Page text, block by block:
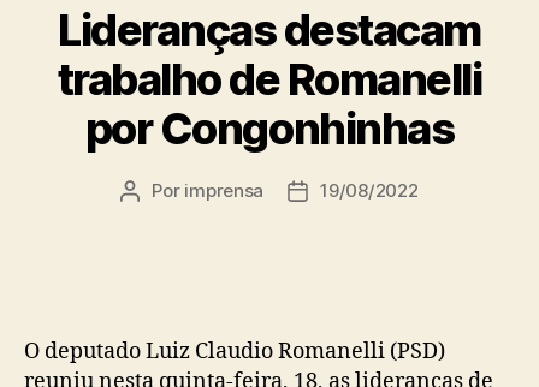
Lideranças destacam
trabalho de Romanelli
por Congonhinhas
Autor
Por imprensa
Data19/08/2022
O deputado Luiz Claudio Romanelli (PSD)
reuniu nesta quinta-feira, 18, as lideranças de